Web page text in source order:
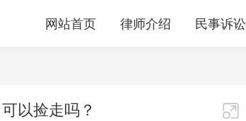
网站首页 律师介绍 民事诉讼

以捡走吗？